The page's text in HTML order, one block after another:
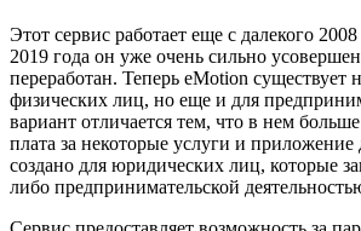
Этот сервис работает еще с далекого
2019 года он уже очень сильно
переработан. Теперь eMotion существует
физических лиц, но еще и для
вариант отличается тем, что в нем
плата за некоторые услуги и приложение
создано для юридических лиц, которые
либо предпринимательской